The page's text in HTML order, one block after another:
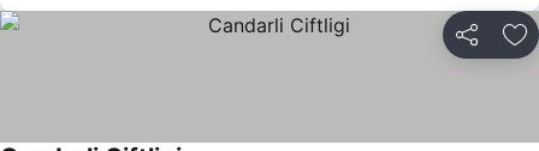
Partilhar